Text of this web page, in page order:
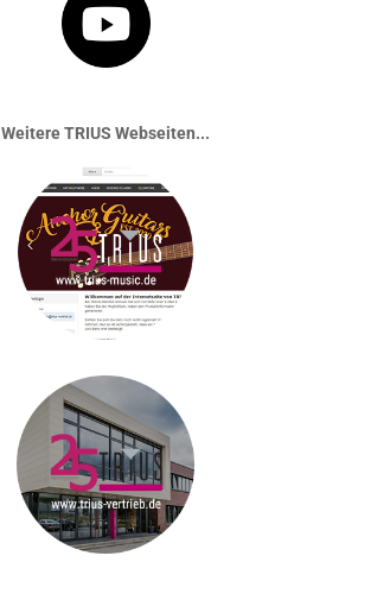
Weitere TRIUS Webseiten...